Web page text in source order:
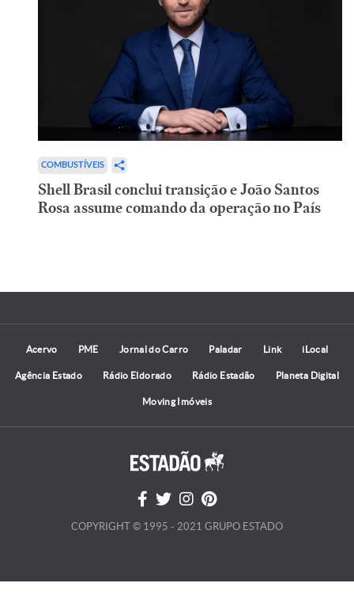
COMBUSTÍVEIS
Shell Brasil conclui transição e João Santos
Rosa assume comando da operação no País
Acervo PME Jornal do Carro Paladar Link iLocal
Agência Estado Rádio Eldorado Rádio Estadão Planeta Digital
Moving Imóveis
COPYRIGHT © 1995 - 2021 GRUPO ESTADO